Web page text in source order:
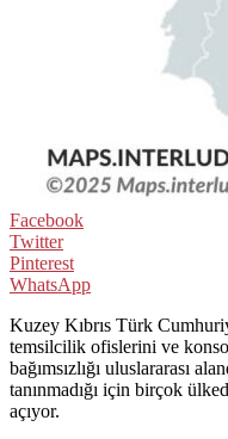
Facebook
Twitter
Pinterest
WhatsApp
Kuzey Kıbrıs Türk
temsilcilik ofislerini ve
bağımsızlığı uluslararası
tanınmadığı için birçok
açıyor.